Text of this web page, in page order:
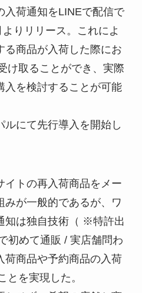
入荷通知をLINEで配信で
りリリース。これによ
る商品が入荷した際にお
け取ることができ、実際
入を検討することが可能
ルにて先行導入を開始し
イトの再入荷商品をメー
みが一般的であるが、ワ
知は独自技術（ ※特許出
初めて通販 / 実店舗問わ
荷商品や予約商品の入荷
とを実現した。